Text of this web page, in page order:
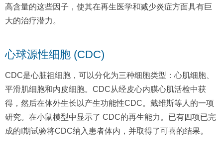
高含量的这些因子，使其在再生医学和减少炎症方面具有巨
大的治疗潜力。
心球源性细胞 (CDC)
CDC是心脏祖细胞，可以分化为三种细胞类型：心肌细胞、
平滑肌细胞和内皮细胞。CDC从经皮心内膜心肌活检中获
得，然后在体外生长以产生功能性CDC。戴维斯等人的一项
研究。在小鼠模型中显示了 CDC的再生能力。已有四项已完
成的I期试验将CDC纳入患者体内，并取得了可喜的结果。